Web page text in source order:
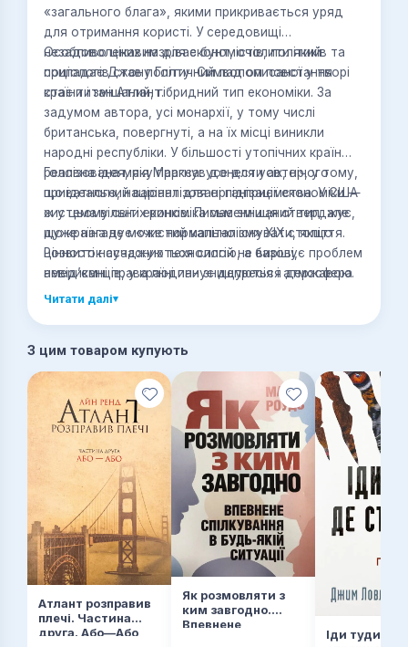
«загального блага», якими прикривається уряд
для отримання користі. У середовищі
незадоволених назріває бунт, очолити який
припадає Джону Голту. Символом повстання
стає титан Атлант.
Особливо цікавим для економістів, політиків та
соціологів став політичний лад описаної у творі
країни і змішаний, гібридний тип економіки. За
задумом автора, усі монархії, у тому числі
британська, повергнуті, а на їх місці виникли
народні республіки. У більшості утопічних країн
реалізована мрія Маркса: усе для усіх, нічого
приватного, націоналізовані підприємства. У США
ж у цьому світі економіка має змішаний тип, але
дуже нагадує «чистий капіталізм» XIX століття.
Розвиток сучасних технологій не вирішує проблем
американців, у країні панує депресія і атмосфера
безвиході.
Головна ідея, яку прагнув донести автор, у тому,
що ідеальний варіант для організації економіки —
система вільних ринків. Письменниця стверджує,
що країна не може нормально існувати, якщо
цінності насаджуються силою, а базові,
невід’ємні права людини знищуються державою.
Читати далі▾
З цим товаром купують
Атлант розправив
плечі. Частина
друга. Або—Або
Як розмовляти з
ким завгодно.
Впевнене
Іди туди, де